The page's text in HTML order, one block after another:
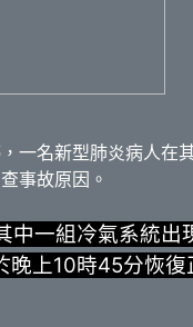
一名新型肺炎病人在
事故原因。
一組冷氣系統
晚上10時45分恢復